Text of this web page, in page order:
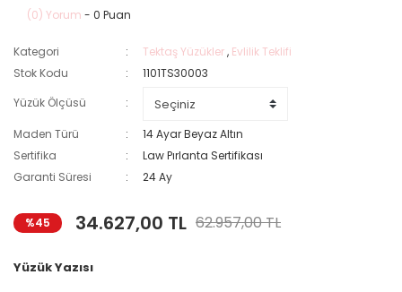
(0) Yorum - 0 Puan
Kategori Tektaş Yüzükler, Evlilik Teklifi
Stok Kodu
1101TS30003
Yüzük Ölçüsü
Maden Türü
14 Ayar Beyaz Altın
Sertifika
Law Pırlanta Sertifikası
Garanti Süresi
24 Ay
%45 34.627,00 TL 62.957,00 TL
Yüzük Yazısı